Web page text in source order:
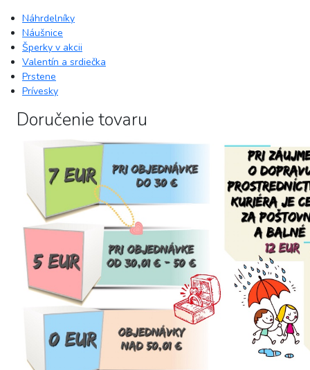
Náhrdelníky
Náušnice
Šperky v akcii
Valentín a srdiečka
Prstene
Prívesky
Doručenie tovaru